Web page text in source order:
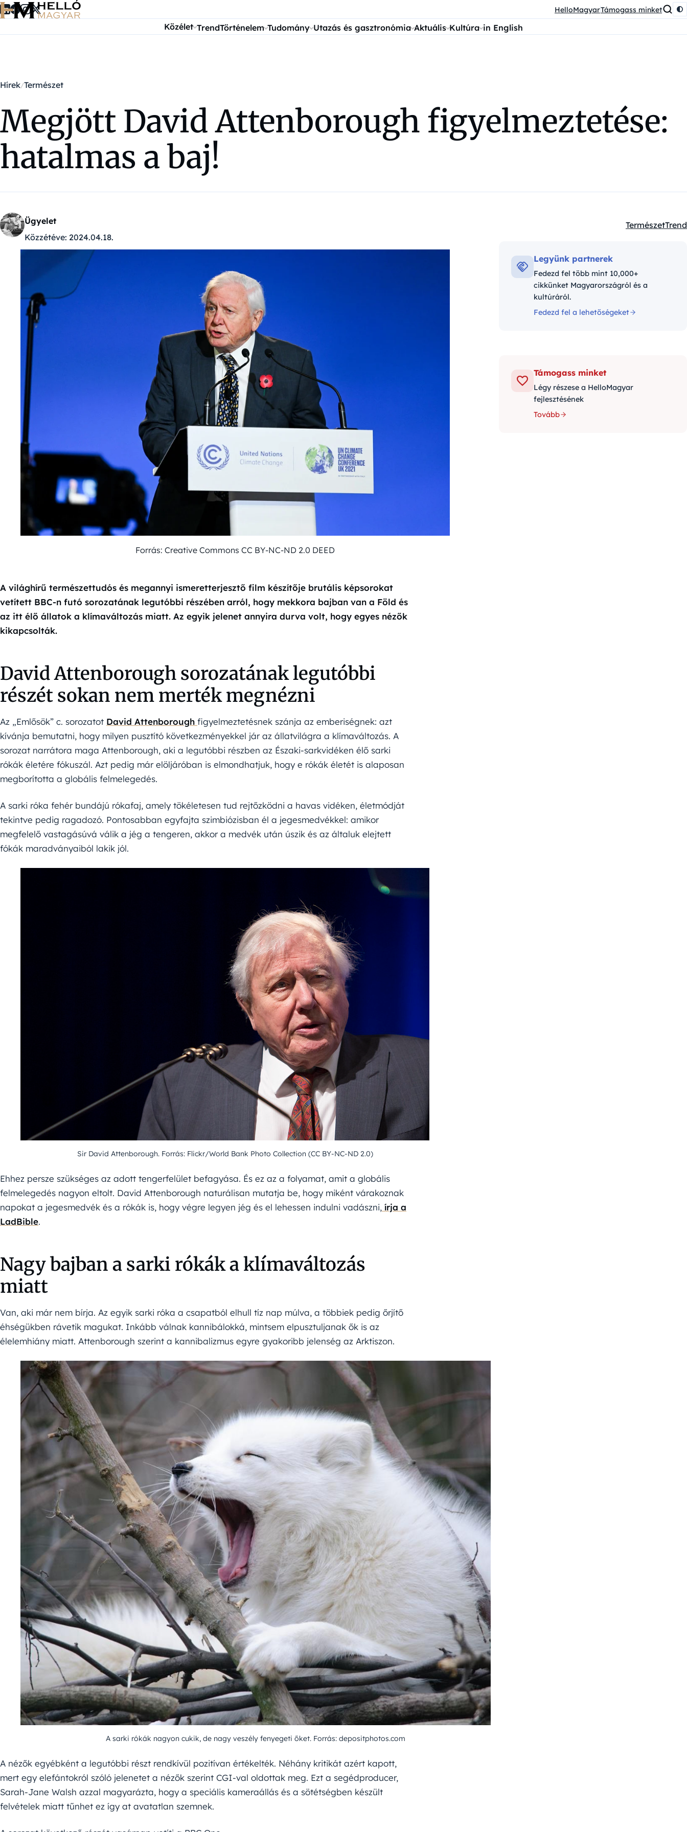
Ugrás a tartalomra HelloMagyarTámogass minket
Közélet TrendTörténelem Tudomány Utazás és gasztronómia Aktuális Kultúra in English
Hírek Természet
Megjött David Attenborough figyelmeztetése:
hatalmas a baj!
Ügyelet
Közzétéve: 2024.04.18.
Kategóriák:
TermészetTrend
Forrás: Creative Commons CC BY-NC-ND 2.0 DEED
A világhírű természettudós és megannyi ismeretterjesztő film készítője brutális képsorokat
vetített BBC-n futó sorozatának legutóbbi részében arról, hogy mekkora bajban van a Föld és
az itt élő állatok a klímaváltozás miatt. Az egyik jelenet annyira durva volt, hogy egyes nézők
kikapcsolták.
David Attenborough sorozatának legutóbbi
részét sokan nem merték megnézni
Az „Emlősök” c. sorozatot David Attenborough figyelmeztetésnek szánja az emberiségnek: azt
kívánja bemutatni, hogy milyen pusztító következményekkel jár az állatvilágra a klímaváltozás. A
sorozat narrátora maga Attenborough, aki a legutóbbi részben az Északi-sarkvidéken élő sarki
rókák életére fókuszál. Azt pedig már elöljáróban is elmondhatjuk, hogy e rókák életét is alaposan
megborította a globális felmelegedés.
A sarki róka fehér bundájú rókafaj, amely tökéletesen tud rejtőzködni a havas vidéken, életmódját
tekintve pedig ragadozó. Pontosabban egyfajta szimbiózisban él a jegesmedvékkel: amikor
megfelelő vastagásúvá válik a jég a tengeren, akkor a medvék után úszik és az általuk elejtett
fókák maradványaiból lakik jól.
Sir David Attenborough. Forrás: Flickr/World Bank Photo Collection (CC BY-NC-ND 2.0)
Ehhez persze szükséges az adott tengerfelület befagyása. És ez az a folyamat, amit a globális
felmelegedés nagyon eltolt. David Attenborough naturálisan mutatja be, hogy miként várakoznak
napokat a jegesmedvék és a rókák is, hogy végre legyen jég és el lehessen indulni vadászni, írja a
LadBible.
Nagy bajban a sarki rókák a klímaváltozás
miatt
Van, aki már nem bírja. Az egyik sarki róka a csapatból elhull tíz nap múlva, a többiek pedig őrjítő
éhségükben rávetik magukat. Inkább válnak kannibálokká, mintsem elpusztuljanak ők is az
élelemhiány miatt. Attenborough szerint a kannibalizmus egyre gyakoribb jelenség az Arktiszon.
A sarki rókák nagyon cukik, de nagy veszély fenyegeti őket. Forrás: depositphotos.com
A nézők egyébként a legutóbbi részt rendkívül pozitívan értékelték. Néhány kritikát azért kapott,
mert egy elefántokról szóló jelenetet a nézők szerint CGI-val oldottak meg. Ezt a segédproducer,
Sarah-Jane Walsh azzal magyarázta, hogy a speciális kameraállás és a sötétségben készült
felvételek miatt tűnhet ez így at avatatlan szemnek.
Legyünk partnerek
Fedezd fel több mint 10,000+
cikkünket Magyarországról és a
kultúráról.
Fedezd fel a lehetőségeket
Támogass minket
Légy részese a HelloMagyar
fejlesztésének
Tovább